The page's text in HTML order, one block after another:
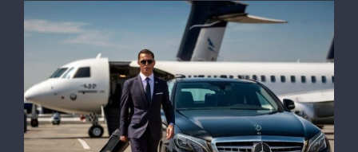
Vous souhaitez réserver un taxi pour aller
à l’aéroport de Lille Lesquin